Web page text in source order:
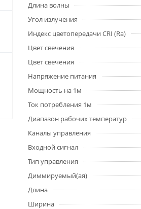
Длина волны
Угол излучения
Индекс цветопередачи CRI (Ra)
Цвет свечения
Цвет свечения
Напряжение питания
Мощность на 1м
Ток потребления 1м
Диапазон рабочих температур
Каналы управления
Входной сигнал
Тип управления
Диммируемый(ая)
Длина
Ширина